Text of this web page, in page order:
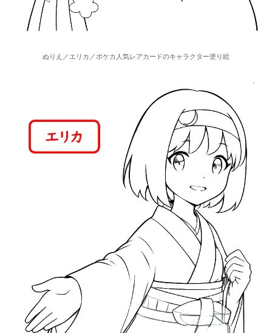
ぬりえ／エリカ／ポケカ人気レアカードのキャラクター塗り絵